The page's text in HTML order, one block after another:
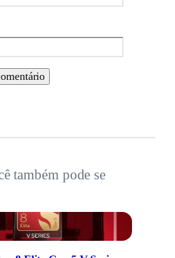
também pode se